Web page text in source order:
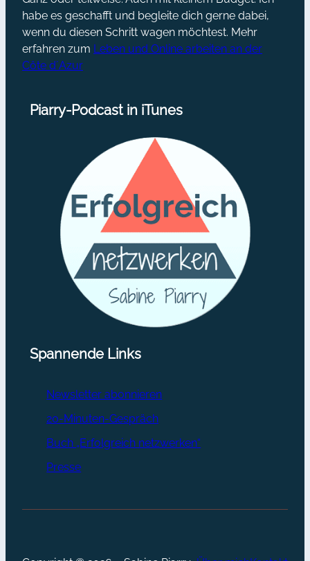
habe es geschafft und begleite dich gerne dabei,
wenn du diesen Schritt wagen möchtest. Mehr
erfahren zum Leben und Online arbeiten an der
Côte d´Azur
Piarry-Podcast in iTunes
Spannende Links
Newsletter abonnieren
20-Minuten-Gespräch
Buch „Erfolgreich netzwerken“
Presse